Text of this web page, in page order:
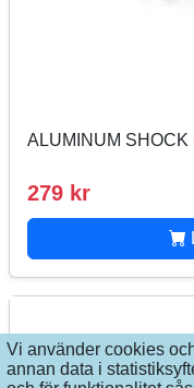
Vi använder cookies
annan data i
ALUMINUM
279 kr